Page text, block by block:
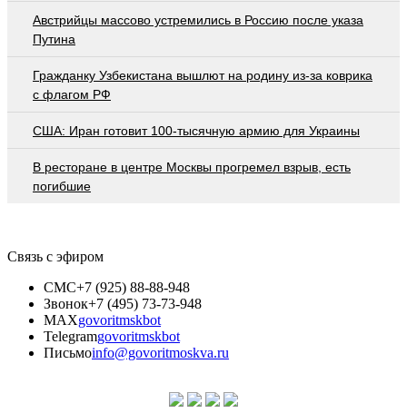
Австрийцы массово устремились в Россию после указа
Путина
Гражданку Узбекистана вышлют на родину из-за коврика
с флагом РФ
США: Иран готовит 100-тысячную армию для Украины
В ресторане в центре Москвы прогремел взрыв, есть
погибшие
Связь с эфиром
СМС+7 (925) 88-88-948
Звонок+7 (495) 73-73-948
MAXgovoritmskbot
Telegramgovoritmskbot
Письмоinfo@govoritmoskva.ru